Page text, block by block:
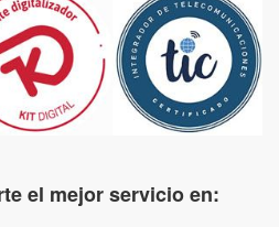
el mejor servicio en: